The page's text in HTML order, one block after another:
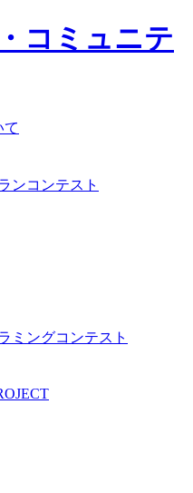
て
ンコンテスト
ミングコンテスト